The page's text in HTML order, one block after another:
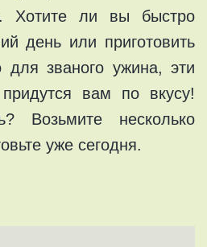
Хотите ли вы быстро
день или приготовить
для званого ужина, эти
вам по вкусу!
Возьмите несколько
уже сегодня.